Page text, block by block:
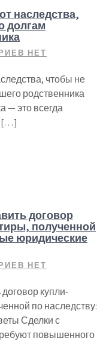
наследства,
долгам
НЕТ
чтобы не
родственника
— это всегда
[…]
договор
полученной
юридические
НЕТ
купли-
по наследству:
Сделки с
повышенного